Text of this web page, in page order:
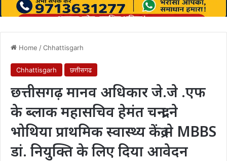
Home /Chhattisgarh
Chhattisgarh छत्तीसगढ
छत्तीसगढ़ मानव अधिकार जे.जे .एफ
के ब्लाक महासचिव हेमंत चन्द्रा ने
भोथिया प्राथमिक स्वास्थ्य केंद्र मे MBBS
डां. नियुक्ति के लिए दिया आवेदन